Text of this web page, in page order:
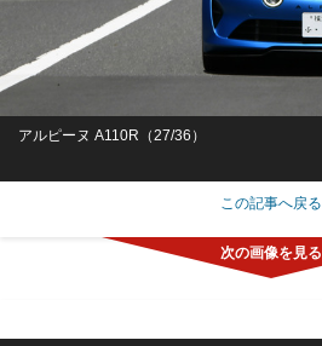
アルピーヌ A110R（27/36）
この記事へ戻る